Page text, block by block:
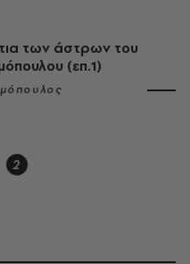
των άστρων του
(επ.1)
2